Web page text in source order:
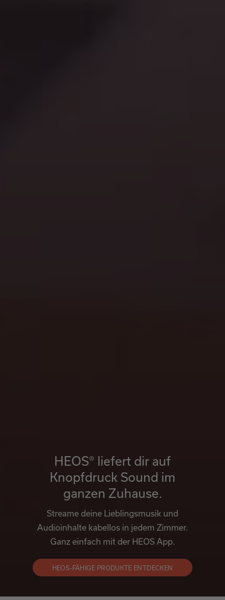
HEOS® liefert dir auf
Knopfdruck Sound im
ganzen Zuhause.
Streame deine Lieblingsmusik und
Audioinhalte kabellos in jedem Zimmer.
Ganz einfach mit der HEOS App.
HEOS-FÄHIGE PRODUKTE ENTDECKEN